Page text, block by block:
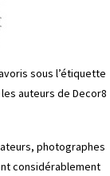
sous l’étiquette
auteurs de Decor8
photographes
considérablement